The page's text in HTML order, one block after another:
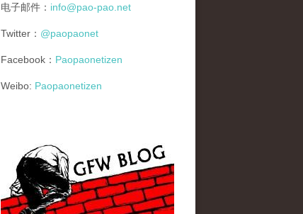
电子邮件： info@pao-pao.net
Twitter： @paopaonet
Facebook： Paopaonetizen
Weibo: Paopaonetizen
gfw_blog_small.jpg